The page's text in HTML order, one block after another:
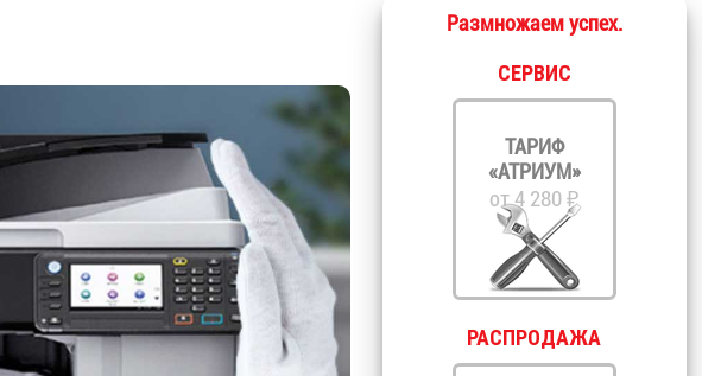
Размножаем успех.
СЕРВИС
ТАРИФ
«АТРИУМ»
от 4 280 ₽
РАСПРОДАЖА